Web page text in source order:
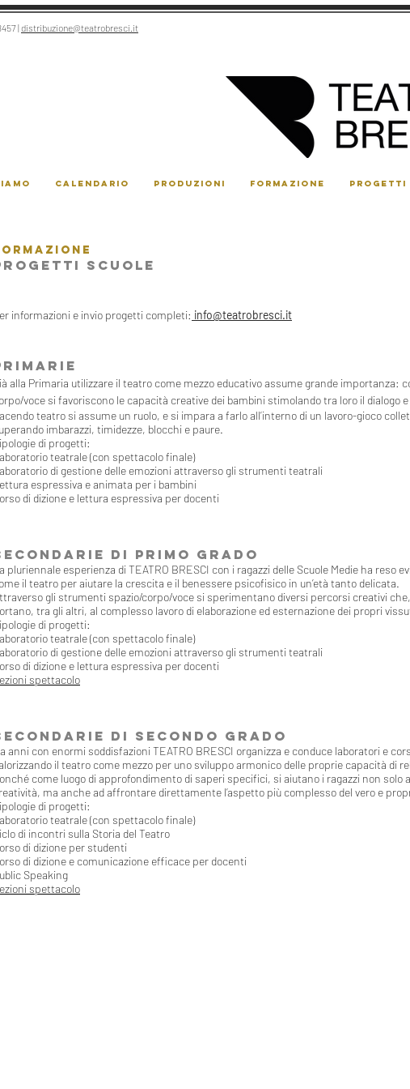
| distribuzione@teatrobresci.it
CALENDARIO PRODUZIONI FORMAZIONE PROGETTI
SCUOLE
informazioni e invio progetti completi: info@teatrobresci.it
alla Primaria utilizzare il teatro come mezzo educativo assume grande
voce si favoriscono le capacità creative dei bambini stimolando tra loro il dialogo e
teatro si assume un ruolo, e si impara a farlo all’interno di un lavoro-gioco
imbarazzi, timidezze, blocchi e paure.
di progetti:
teatrale (con spettacolo finale)
di gestione delle emozioni attraverso gli strumenti teatrali
espressiva e animata per i bambini
di dizione e lettura espressiva per docenti
DI PRIMO GRADO
pluriennale esperienza di TEATRO BRESCI con i ragazzi delle Scuole Medie ha reso
il teatro per aiutare la crescita e il benessere psicofisico in un’età tanto delicata.
gli strumenti spazio/corpo/voce si sperimentano diversi percorsi creativi
tra gli altri, al complesso lavoro di elaborazione ed esternazione dei propri
di progetti:
teatrale (con spettacolo finale)
di gestione delle emozioni attraverso gli strumenti teatrali
di dizione e lettura espressiva per docenti
spettacolo
DI SECONDO GRADO
anni con enormi soddisfazioni TEATRO BRESCI organizza e conduce laboratori e
il teatro come mezzo per uno sviluppo armonico delle proprie capacità di
come luogo di approfondimento di saperi specifici, si aiutano i ragazzi non
ma anche ad affrontare direttamente l’aspetto più complesso del vero e
di progetti:
teatrale (con spettacolo finale)
di incontri sulla Storia del Teatro
di dizione per studenti
di dizione e comunicazione efficace per docenti
Speaking
spettacolo